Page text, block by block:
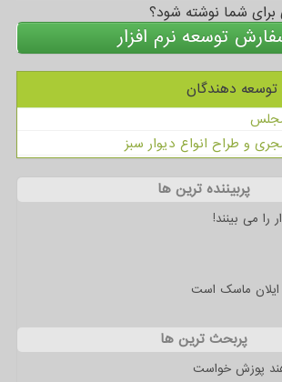
برای شما نوشته شود؟
توسعه نرم افزار
دهندگان
مجلس
و طراح انواع دیوار سبز
پربیننده ترین ها
را می بینند!
ماسک است
پربحث ترین ها
پوزش خواست